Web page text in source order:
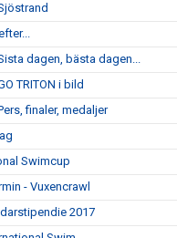
dagen, bästa dagen...
TRITON i bild
finaler, medaljer
Swimcup
- Vuxencrawl
2017